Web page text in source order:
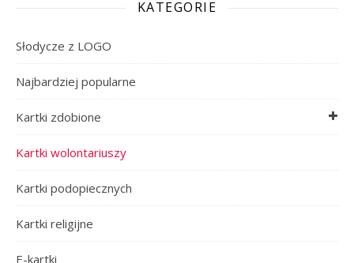
KATEGORIE
Słodycze z LOGO
Najbardziej popularne
Kartki zdobione
Kartki wolontariuszy
Kartki podopiecznych
Kartki religijne
E-kartki